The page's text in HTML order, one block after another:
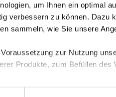
um Ihnen ein optimal
verbessern zu können. Dazu
sammeln, wie Sie unsere
zur Nutzung
Produkte, zum Befüllen des